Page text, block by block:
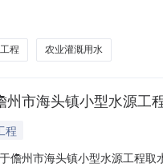
可法》第四十七条第一款，
程 农业灌溉用水
市海头镇小型水源工
程
儋州市海头镇小型水源工程